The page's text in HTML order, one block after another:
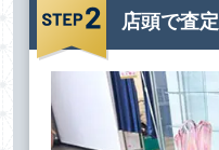
店頭で査定